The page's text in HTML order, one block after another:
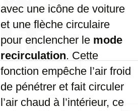
avec une icône de voiture
et une flèche circulaire
pour enclencher le mode
recirculation. Cette
fonction empêche l’air froid
de pénétrer et fait circuler
l’air chaud à l’intérieur, ce